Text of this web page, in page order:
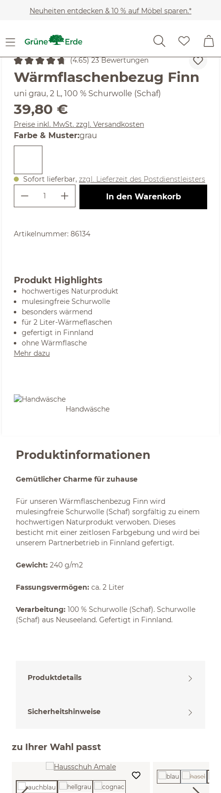
Zum Hauptinhalt springen
Neuheiten entdecken & 10 % auf Möbel sparen.*
Heimtextilien Wohntextilien Zier- & Wärmekissen
Durchschnittliche Bewertung von 4.65 von 5 Sternen
(4.65) 23 Bewertungen
Wärmflaschenbezug Finn
uni grau, 2 L, 100 % Schurwolle (Schaf)
Regulärer Preis:
39,80 €
Preise inkl. MwSt. zzgl. Versandkosten
Farbe & Musterauswählen
:grau
Sofort lieferbar, zzgl. Lieferzeit des Postdienstleisters
Produkt Anzahl: Gib den
In den Warenkorb
Artikelnummer: 86134
Produkt Highlights
hochwertiges Naturprodukt
mulesingfreie Schurwolle
besonders wärmend
für 2 Liter-Wärmeflaschen
gefertigt in Finnland
ohne Wärmflasche
Mehr dazu
Handwäsche
Produktinformationen
Gemütlicher Charme für zuhause
Für unseren Wärmflaschenbezug Finn wird
mulesingfreie Schurwolle (Schaf) sorgfältig zu einem
hochwertigen Naturprodukt verwoben. Dieses
besticht mit einer zeitlosen Farbgebung und wird bei
unserem Partnerbetrieb in Finnland gefertigt.
Gewicht: 240 g/m2
Fassungsvermögen: ca. 2 Liter
Verarbeitung: 100 % Schurwolle (Schaf). Schurwolle
(Schaf) aus Neuseeland. Gefertigt in Finnland.
Produktdetails
Sicherheitshinweise
zu Ihrer Wahl passt
(Diese